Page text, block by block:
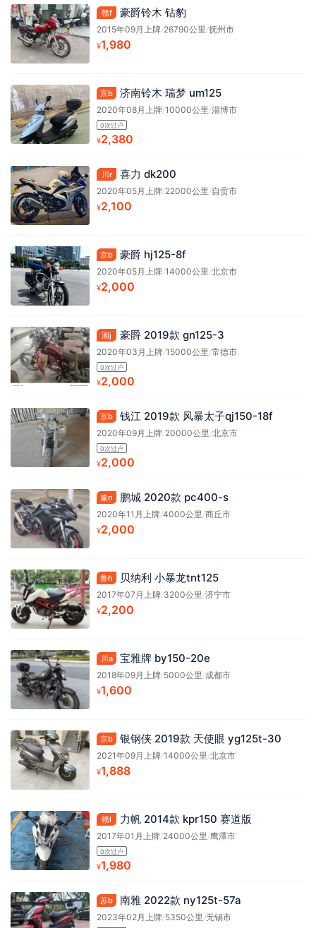
赣f 豪爵铃木 钻豹
2015年09月上牌/26790公里 /抚州市
¥1,980
京b 济南铃木 瑞梦 um125
2020年08月上牌/10000公里 /淄博市
0次过户
¥2,380
川r 喜力 dk200
2020年05月上牌/22000公里 /自贡市
¥2,100
京b 豪爵 hj125-8f
2020年05月上牌/14000公里 /北京市
¥2,000
湘j 豪爵 2019款 gn125-3
2020年03月上牌/15000公里 /常德市
0次过户
¥2,000
京b 钱江 2019款 风暴太子qj150-18f
2020年09月上牌/20000公里 /北京市
0次过户
¥2,000
豫n 鹏城 2020款 pc400-s
2020年11月上牌/4000公里 /商丘市
¥2,000
鲁h 贝纳利 小暴龙tnt125
2017年07月上牌/3200公里 /济宁市
¥2,200
川a 宝雅牌 by150-20e
2018年09月上牌/5000公里 /成都市
¥1,600
京b 银钢侠 2019款 天使眼 yg125t-30
2021年09月上牌/14000公里 /北京市
¥1,888
赣l 力帆 2014款 kpr150 赛道版
2017年01月上牌/24000公里 /鹰潭市
0次过户
¥1,980
苏b 南雅 2022款 ny125t-57a
2023年02月上牌/5350公里 /无锡市